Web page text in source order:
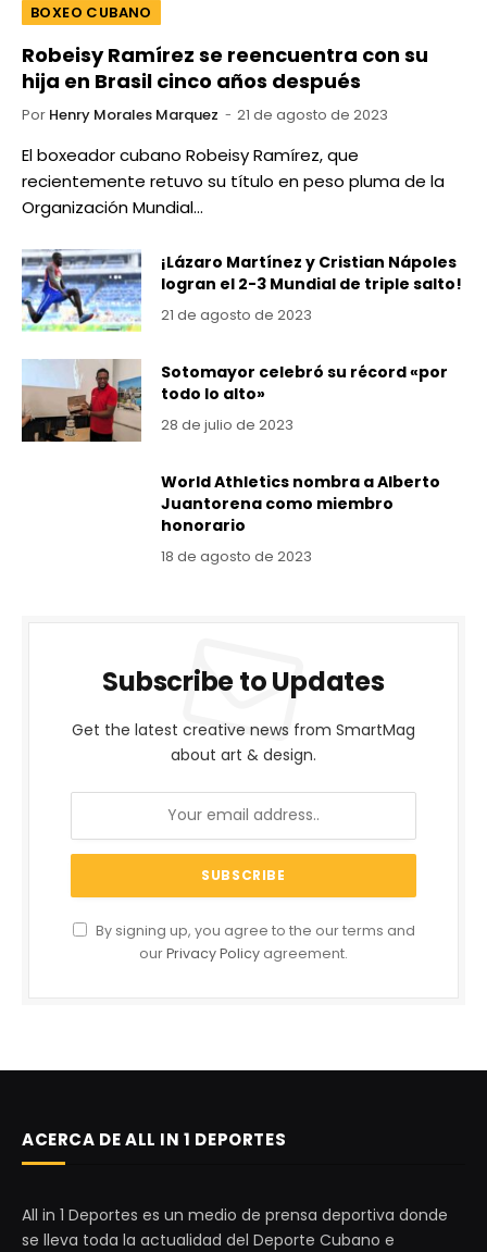
BOXEO CUBANO
Robeisy Ramírez se reencuentra con su
hija en Brasil cinco años después
Por Henry Morales Marquez 21 de agosto de 2023
El boxeador cubano Robeisy Ramírez, que
recientemente retuvo su título en peso pluma de la
Organización Mundial…
¡Lázaro Martínez y Cristian Nápoles
logran el 2-3 Mundial de triple salto!
21 de agosto de 2023
Sotomayor celebró su récord «por
todo lo alto»
28 de julio de 2023
World Athletics nombra a Alberto
Juantorena como miembro
honorario
18 de agosto de 2023
Subscribe to Updates
Get the latest creative news from SmartMag
about art & design.
By signing up, you agree to the our terms and
ourPrivacy Policy agreement.
ACERCA DE ALL IN 1 DEPORTES
All in 1 Deportes es un medio de prensa deportiva donde
se lleva toda la actualidad del Deporte Cubano e